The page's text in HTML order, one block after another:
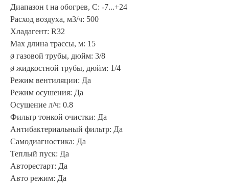
Диапазон t на обогрев, С: -7...+24
Расход воздуха, м3/ч: 500
Хладагент: R32
Max длина трассы, м: 15
ø газовой трубы, дюйм: 3/8
ø жидкостной трубы, дюйм: 1/4
Режим вентиляции: Да
Режим осушения: Да
Осушение л/ч: 0.8
Фильтр тонкой очистки: Да
Антибактериальный фильтр: Да
Самодиагностика: Да
Теплый пуск: Да
Авторестарт: Да
Авто режим: Да